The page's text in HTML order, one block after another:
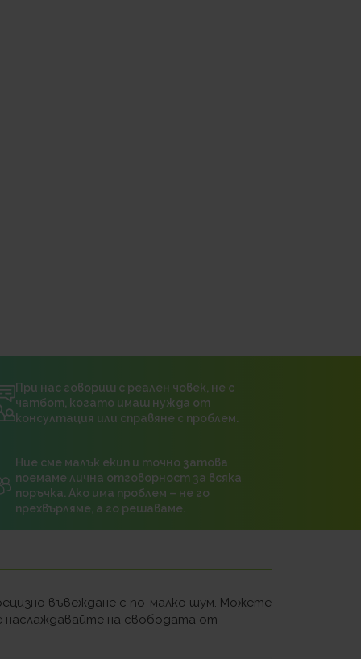
При нас говориш с реален човек, не с
чатбот, когато имаш нужда от
консултация или справяне с проблем.
Ние сме малък екип и точно затова
поемаме лична отговорност за всяка
поръчка. Ако има проблем – не го
прехвърляме, а го решаваме.
въвеждане с по-малко шум. Можете
наслаждавайте на свободата от